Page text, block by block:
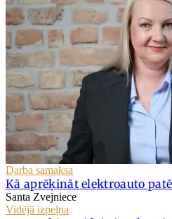
Darba samaksa
Kā aprēķināt elektroauto
Santa Zvejniece
Vidējā izpeļņa